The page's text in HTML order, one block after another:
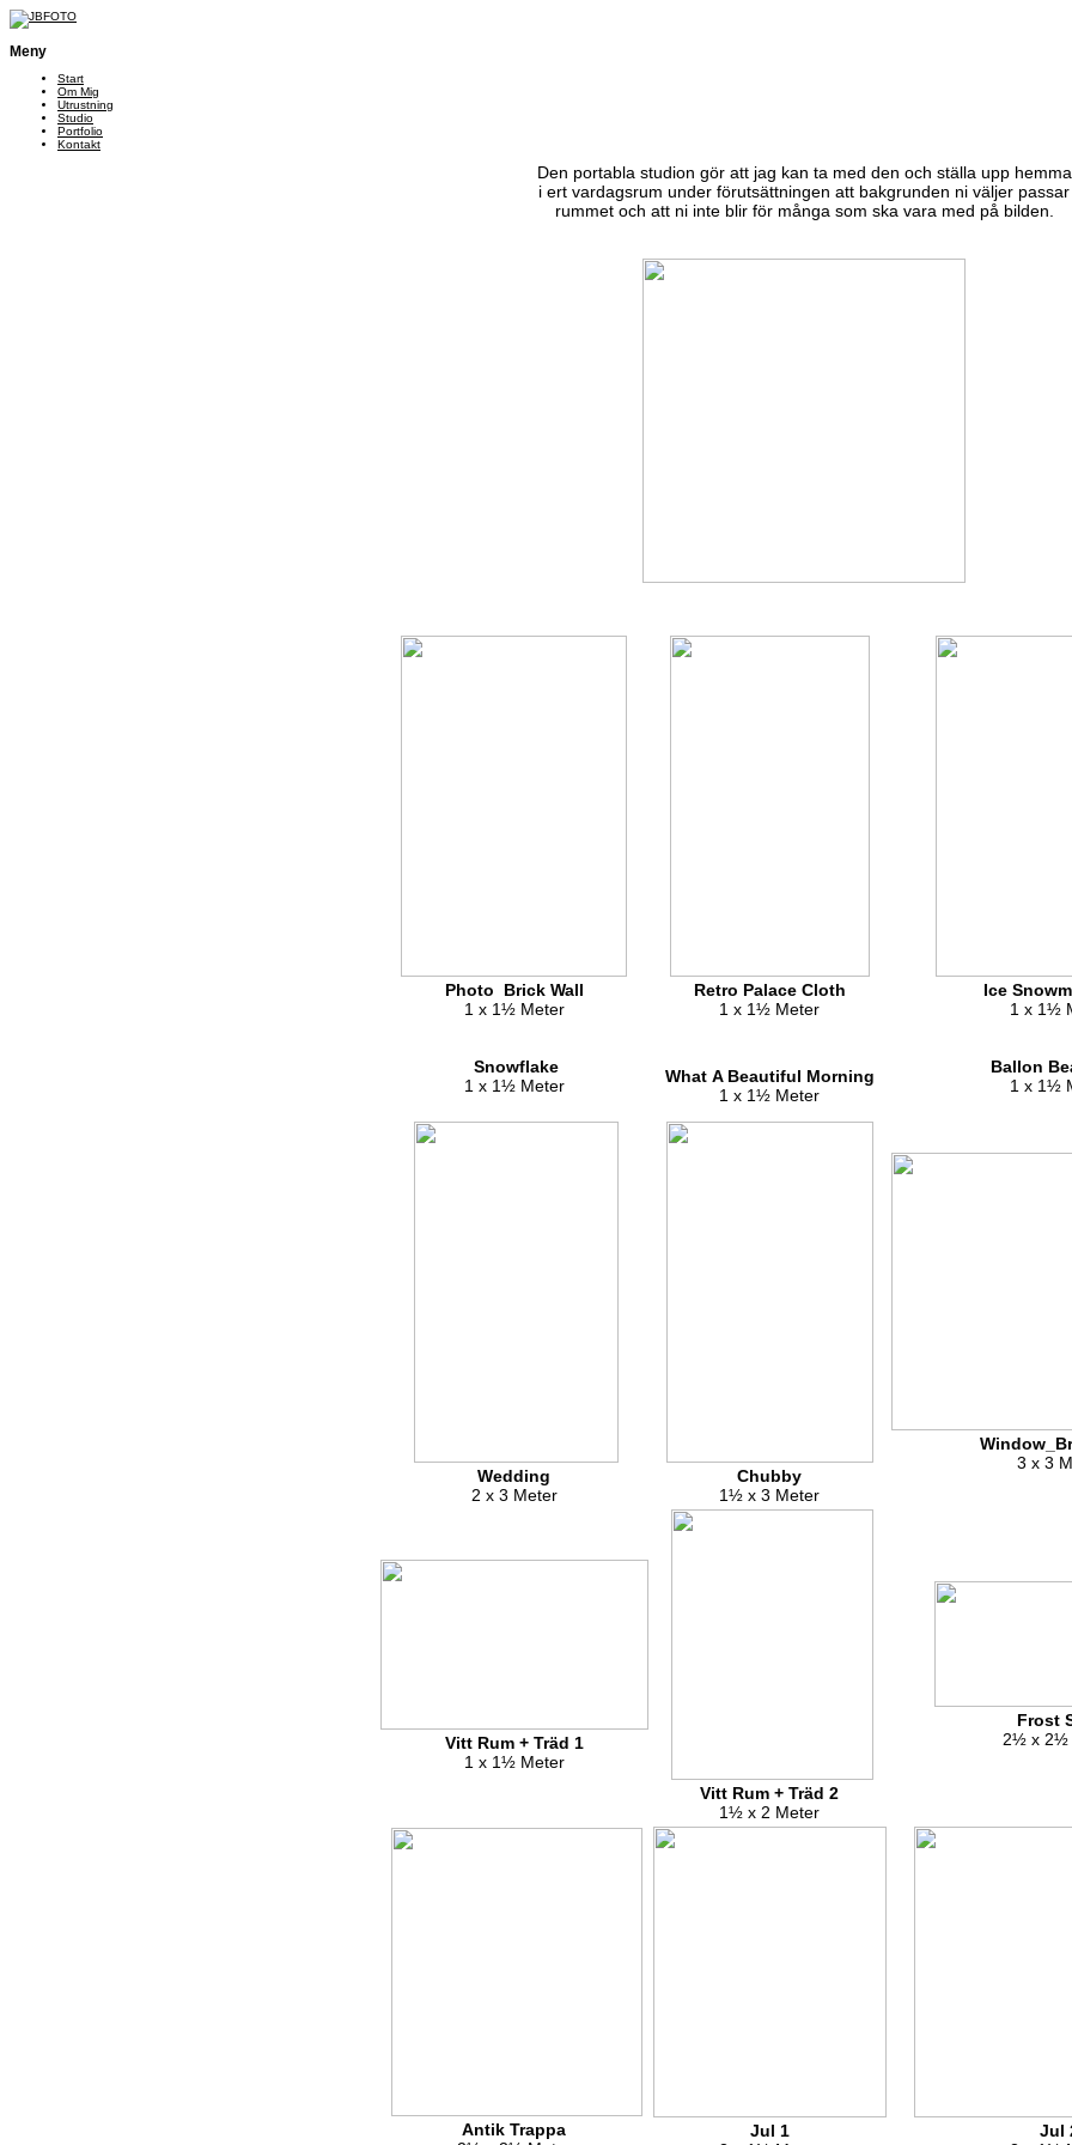
Meny
Start
Om Mig
Utrustning
Studio
Portfolio
Kontakt
Den portabla studion gör att jag kan ta med den och ställa upp hemma
i ert vardagsrum under förutsättningen att bakgrunden ni väljer passar
rummet och att ni inte blir för många som ska vara med på bilden.
Photo Brick Wall
1 x 1½ Meter
Retro Palace Cloth
1 x 1½ Meter
Ice
1 x 1½
Snowflake
1 x 1½ Meter
What A Beautiful Morning
1 x 1½ Meter
Ballon
1 x 1½
Wedding
2 x 3 Meter
Chubby
1½ x 3 Meter
3 x 3
Vitt Rum + Träd 1
1 x 1½ Meter
Vitt Rum + Träd 2
1½ x 2 Meter
Frost
2½ x 2½
Antik Trappa
Jul 1
Jul